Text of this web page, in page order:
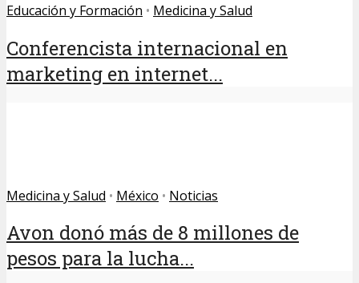
Educación y Formación • Medicina y Salud
Conferencista internacional en
marketing en internet...
Medicina y Salud • México • Noticias
Avon donó más de 8 millones de
pesos para la lucha...